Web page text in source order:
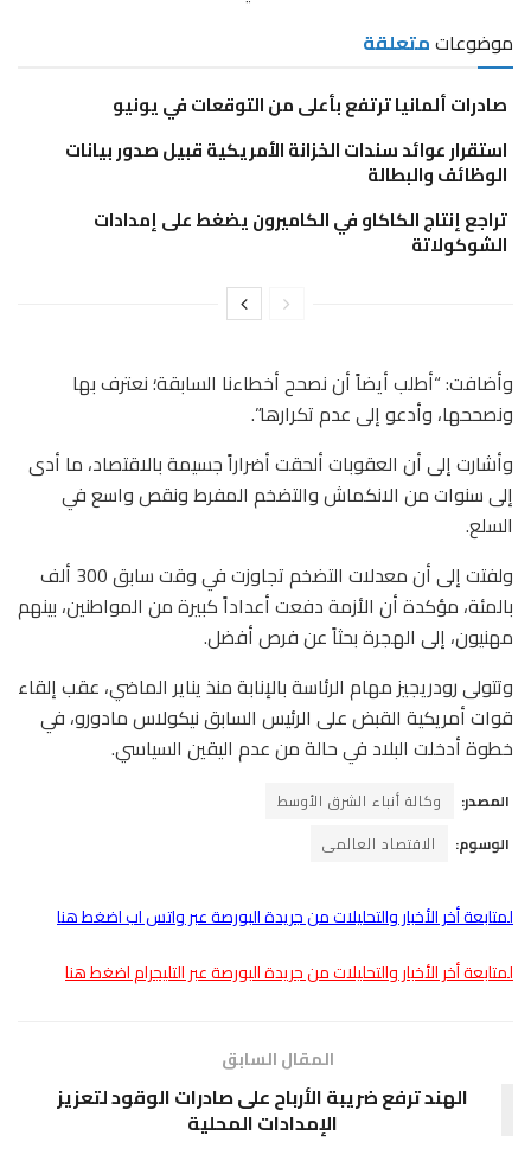
موضوعاتمتعلقة
صادرات ألمانيا ترتفع بأعلى من التوقعات في يونيو
استقرار عوائد سندات الخزانة الأمريكية قبيل صدور بيانات
الوظائف والبطالة
تراجع إنتاج الكاكاو في الكاميرون يضغط على إمدادات
الشوكولاتة
وأضافت: “أطلب أيضاً أن نصحح أخطاءنا السابقة؛ نعترف بها
ونصححها، وأدعو إلى عدم تكرارها”.
وأشارت إلى أن العقوبات ألحقت أضراراً جسيمة بالاقتصاد، ما أدى
إلى سنوات من الانكماش والتضخم المفرط ونقص واسع في
السلع.
ولفتت إلى أن معدلات التضخم تجاوزت في وقت سابق 300 ألف
بالمئة، مؤكدة أن الأزمة دفعت أعداداً كبيرة من المواطنين، بينهم
مهنيون، إلى الهجرة بحثاً عن فرص أفضل.
وتتولى رودريجيز مهام الرئاسة بالإنابة منذ يناير الماضي، عقب إلقاء
قوات أمريكية القبض على الرئيس السابق نيكولاس مادورو، في
خطوة أدخلت البلاد في حالة من عدم اليقين السياسي.
المصدر:
وكالة أنباء الشرق الأوسط
الوسوم:
الاقتصاد العالمى
لمتابعة أخر الأخبار والتحليلات من جريدة البورصة عبر واتس اب اضغط هنا
لمتابعة أخر الأخبار والتحليلات من جريدة البورصة عبر التليجرام اضغط هنا
المقال السابق
الهند ترفع ضريبة الأرباح على صادرات الوقود لتعزيز
الإمدادات المحلية